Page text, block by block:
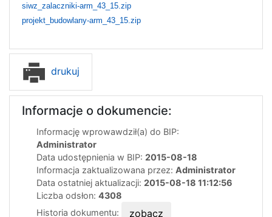
siwz_zalaczniki-arm_43_15.zip
projekt_budowlany-arm_43_15.zip
drukuj
Informacje o dokumencie:
Informację wprowawdził(a) do BIP:
Administrator
Data udostępnienia w BIP: 2015-08-18
Informacja zaktualizowana przez: Administrator
Data ostatniej aktualizacji: 2015-08-18 11:12:56
Liczba odsłon: 4308
Historia dokumentu:
zobacz